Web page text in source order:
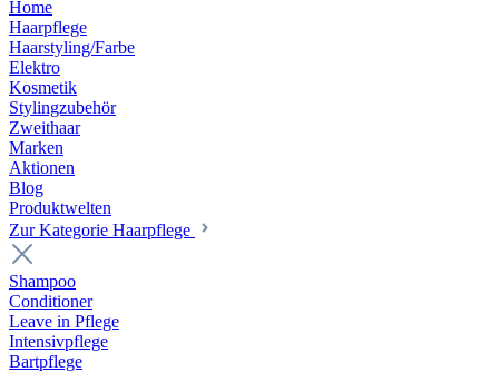
Home
Haarpflege
Haarstyling/Farbe
Elektro
Kosmetik
Stylingzubehör
Zweithaar
Marken
Aktionen
Blog
Produktwelten
Zur Kategorie Haarpflege
Shampoo
Conditioner
Leave in Pflege
Intensivpflege
Bartpflege